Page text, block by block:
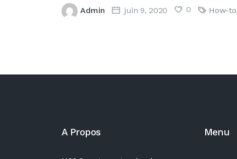
Admin juin 9, 2020 0 How-to,
A Propos Menu